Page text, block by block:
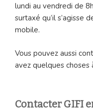
lundi au vendredi de
surtaxé qu’il s’agisse
mobile.
Vous pouvez aussi
avez quelques choses
Contacter GIFI